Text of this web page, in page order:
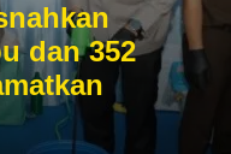
dan 352